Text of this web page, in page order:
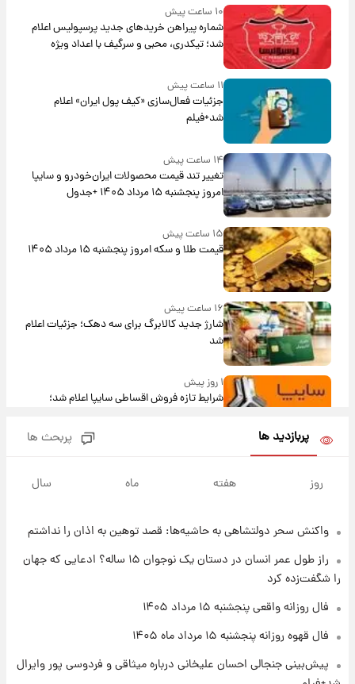
۱۰ ساعت پیش
شماره پیراهن خریدهای جدید پرسپولیس اعلام
شد؛ تیکدری، محبی و سرگیف با اعداد ویژه
۱۱ ساعت پیش
جزئیات فعال‌سازی «کیف پول ایران» اعلام
شد+فیلم
۱۴ ساعت پیش
تغییر تند قیمت محصولات ایران‌خودرو و سایپا
امروز پنجشنبه ۱۵ مرداد ۱۴۰۵ +جدول
۱۵ ساعت پیش
قیمت طلا و سکه امروز پنجشنبه ۱۵ مرداد ۱۴۰۵
۱۶ ساعت پیش
شارژ جدید کالابرگ برای سه دهک؛ جزئیات اعلام
شد
۱ روز پیش
شرایط تازه فروش اقساطی سایپا اعلام شد؛
قیمت سکه و طلا فردا
۲۲ ساعت پیش
۲۳ ساعت پیش
پربازدید ها پربحث ها
روز هفته ماه سال
واکنش سحر دولتشاهی به حاشیه‌ها: قصد توهین به اذان را نداشتم
راز طول عمر انسان در دستان یک نوجوان ۱۵ ساله؟ ادعایی که جهان
را شگفت‌زده کرد
فال روزانه واقعی پنجشنبه ۱۵ مرداد ۱۴۰۵
فال قهوه روزانه پنجشنبه ۱۵ مرداد ماه ۱۴۰۵
پیش‌بینی جنجالی احسان علیخانی درباره میثاقی و فردوسی پور وایرال